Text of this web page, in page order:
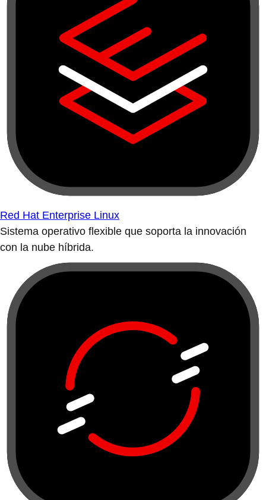
Red Hat Enterprise Linux
Sistema operativo flexible que soporta la innovación
con la nube híbrida.